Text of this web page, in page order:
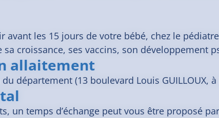
avant les 15 jours de votre bébé, chez le
croissance, ses vaccins, son développement
allaitement
département (13 boulevard Louis GUILLOUX,
un temps d’échange peut vous être proposé